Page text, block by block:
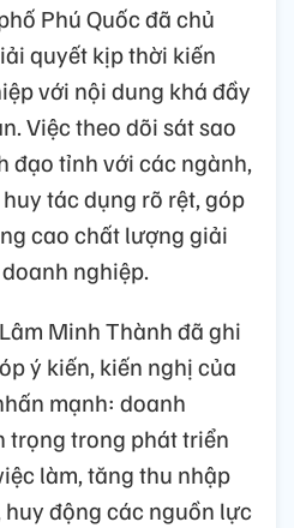
Phú Quốc đã chủ
quyết kịp thời kiến
với nội dung khá đầy
Việc theo dõi sát sao
đạo tỉnh với các ngành,
tác dụng rõ rệt, góp
cao chất lượng giải
nghiệp.
Minh Thành đã ghi
ý kiến, kiến nghị của
mạnh: doanh
trọng trong phát triển
làm, tăng thu nhập
động các nguồn lực